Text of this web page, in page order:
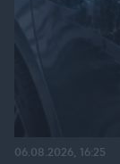
06.08.2026, 16:25